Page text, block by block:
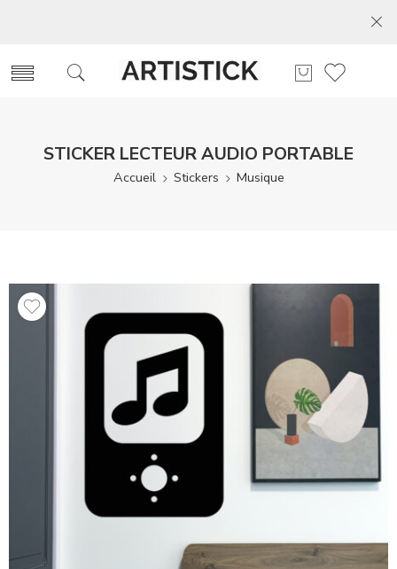
STICKER LECTEUR AUDIO PORTABLE
Accueil Stickers Musique